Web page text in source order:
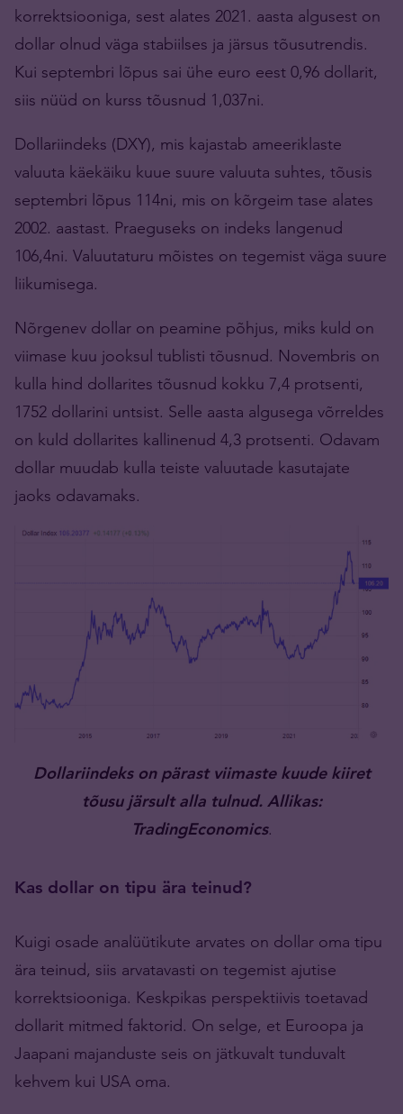
korrektsiooniga, sest alates 2021. aasta algusest on
dollar olnud väga stabiilses ja järsus tõusutrendis.
Kui septembri lõpus sai ühe euro eest 0,96 dollarit,
siis nüüd on kurss tõusnud 1,037ni.
Dollariindeks (DXY), mis kajastab ameeriklaste
valuuta käekäiku kuue suure valuuta suhtes, tõusis
septembri lõpus 114ni, mis on kõrgeim tase alates
2002. aastast. Praeguseks on indeks langenud
106,4ni. Valuutaturu mõistes on tegemist väga suure
liikumisega.
Nõrgenev dollar on peamine põhjus, miks kuld on
viimase kuu jooksul tublisti tõusnud. Novembris on
kulla hind dollarites tõusnud kokku 7,4 protsenti,
1752 dollarini untsist. Selle aasta algusega võrreldes
on kuld dollarites kallinenud 4,3 protsenti. Odavam
dollar muudab kulla teiste valuutade kasutajate
jaoks odavamaks.
Dollariindeks on pärast viimaste kuude kiiret
tõusu järsult alla tulnud. Allikas:
TradingEconomics.
Kas dollar on tipu ära teinud?
Kuigi osade analüütikute arvates on dollar oma tipu
ära teinud, siis arvatavasti on tegemist ajutise
korrektsiooniga. Keskpikas perspektiivis toetavad
dollarit mitmed faktorid. On selge, et Euroopa ja
Jaapani majanduste seis on jätkuvalt tunduvalt
kehvem kui USA oma.